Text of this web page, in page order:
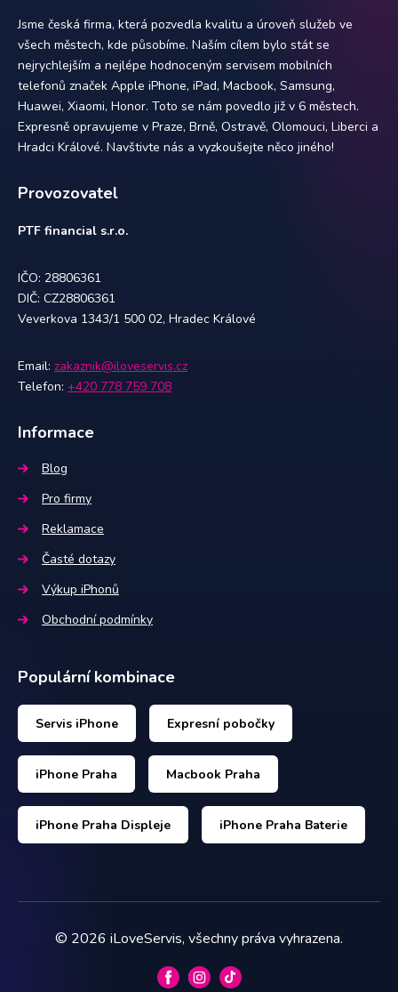
Jsme česká firma, která pozvedla kvalitu a úroveň služeb ve
všech městech, kde působíme. Naším cílem bylo stát se
nejrychlejším a nejlépe hodnoceným servisem mobilních
telefonů značek Apple iPhone, iPad, Macbook, Samsung,
Huawei, Xiaomi, Honor. Toto se nám povedlo již v 6 městech.
Expresně opravujeme v Praze, Brně, Ostravě, Olomouci, Liberci a
Hradci Králové. Navštivte nás a vyzkoušejte něco jiného!
Provozovatel
PTF financial s.r.o.
IČO: 28806361
DIČ: CZ28806361
Veverkova 1343/1 500 02, Hradec Králové
Email: zakaznik@iloveservis.cz
Telefon: +420 778 759 708
Informace
Blog
Pro firmy
Reklamace
Časté dotazy
Výkup iPhonů
Obchodní podmínky
Populární kombinace
Servis iPhone Expresní pobočky
iPhone Praha Macbook Praha
iPhone Praha Displeje iPhone Praha Baterie
© 2026 iLoveServis, všechny práva vyhrazena.